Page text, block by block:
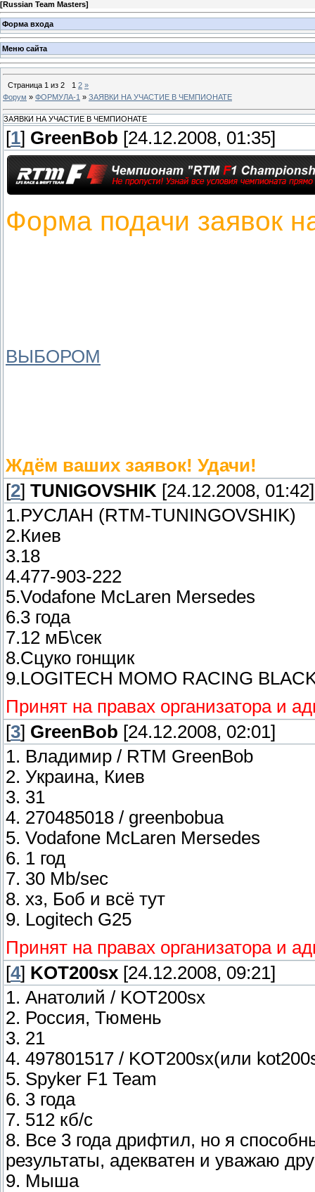
[Russian Team Masters]
Форма входа
Меню сайта
Страница 1 из 2 1 2 »
Форум » ФОРМУЛА-1 » ЗАЯВКИ НА УЧАСТИЕ В ЧЕМПИОНАТЕ
ЗАЯВКИ НА УЧАСТИЕ В ЧЕМПИОНАТЕ
[1] GreenBob [24.12.2008, 01:35]
Форма подачи заявок
ВЫБОРОМ
Ждём ваших заявок! Удачи!
[2] TUNIGOVSHIK [24.12.2008, 01:42]
1.РУСЛАН (RTM-TUNINGOVSHIK)
2.Киев
3.18
4.477-903-222
5.Vodafone McLaren Mersedes
6.3 года
7.12 мБ\сек
8.Сцуко гонщик
9.LOGITECH MOMO RACING
Принят на правах организатора и
[3] GreenBob [24.12.2008, 02:01]
1. Владимир / RTM GreenBob
2. Украина, Киев
3. 31
4. 270485018 / greenbobua
5. Vodafone McLaren Mersedes
6. 1 год
7. 30 Mb/sec
8. хз, Боб и всё тут
9. Logitech G25
Принят на правах организатора и
[4] KOT200sx [24.12.2008, 09:21]
1. Анатолий / KOT200sx
2. Россия, Тюмень
3. 21
4. 497801517 / KOT200sx(или
5. Spyker F1 Team
6. 3 года
7. 512 кб/с
8. Все 3 года дрифтил, но я
результаты, адекватен и уважаю
9. Мыша